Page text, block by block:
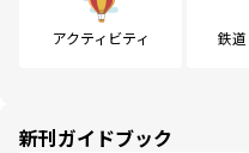
アクティビティ 鉄
新刊ガイドブック